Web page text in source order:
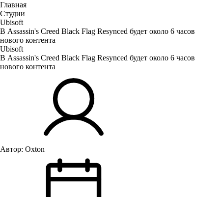
Главная
Студии
Ubisoft
В Assassin's Creed Black Flag Resynced будет около 6 часов
нового контента
Ubisoft
В Assassin's Creed Black Flag Resynced будет около 6 часов
нового контента
Автор: Oxton